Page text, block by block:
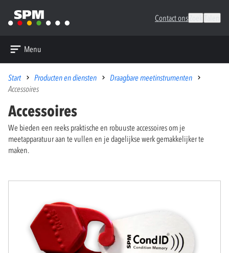
Contact ons
Menu
Start Producten en diensten
Draagbare meetinstrumenten
Accessoires
Accessoires
We bieden een reeks praktische en robuuste accessoires om je
meetapparatuur aan te vullen en je dagelijkse werk gemakkelijker te
maken.